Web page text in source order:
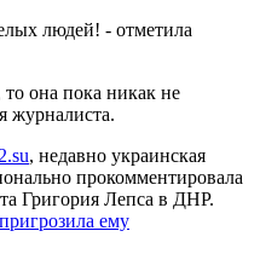
людей! - отметила
она пока никак не
журналиста.
, недавно украинская
прокомментировала
Григория Лепса в ДНР.
ему